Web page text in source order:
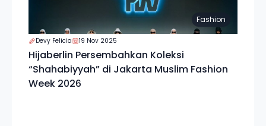
Fashion
Devy Felicia 19 Nov 2025
Hijaberlin Persembahkan Koleksi
“Shahabiyyah” di Jakarta Muslim Fashion
Week 2026